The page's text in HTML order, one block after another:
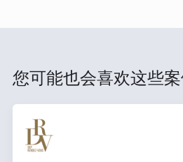
您可能也会喜欢这些案